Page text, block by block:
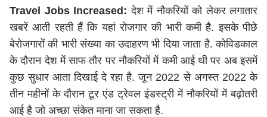
Travel Jobs Increased: देश में नौकरियों को लेकर लगातार
खबरें आती रहती हैं कि यहां रोजगार की भारी कमी है. इसके पीछे
बेरोजगारों की भारी संख्या का उदाहरण भी दिया जाता है. कोविडकाल
के दौरान देश में साफ तौर पर नौकरियों में कमी आई थी पर अब इसमें
कुछ सुधार आता दिखाई दे रहा है. जून 2022 से अगस्त 2022 के
तीन महीनों के दौरान टूर एंड ट्रेवल इंडस्ट्री में नौकरियों में बढ़ोतरी
आई है जो अच्छा संकेत माना जा सकता है.